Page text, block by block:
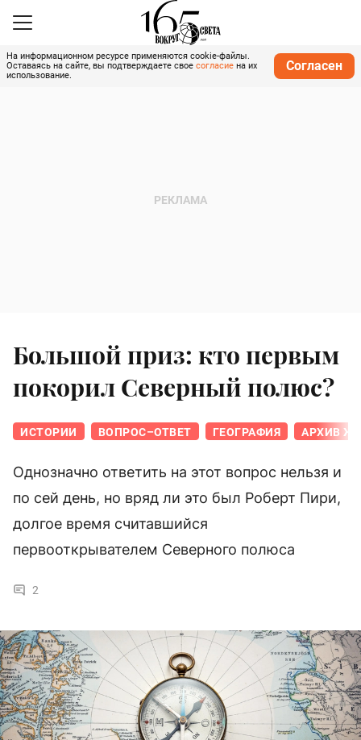
На информационном ресурсе применяются cookie-файлы.
Оставаясь на сайте, вы подтверждаете свое согласие на их
использование.
Согласен
Большой приз: кто первым
покорил Северный полюс?
ИСТОРИИ ВОПРОС–ОТВЕТ ГЕОГРАФИЯ АРХИВ
Однозначно ответить на этот вопрос нельзя и
по сей день, но вряд ли это был Роберт Пири,
долгое время считавшийся
первооткрывателем Северного полюса
2